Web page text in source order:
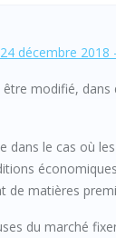
décembre 2018
modifié,
dans le cas où
de matières
du marché